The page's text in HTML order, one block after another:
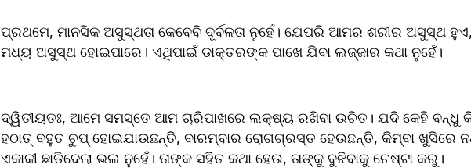
ପ୍ରଥମେ, ମାନସିକ ଅସୁସ୍ଥତା କେବେବି ଦୂର୍ବଳତା ନୁହେଁ। ଯେପରି ଆମର ଶରୀର ଅସୁସ୍ଥ
ମଧ୍ୟ ଅସୁସ୍ଥ ହୋଇପାରେ। ଏଥିପାଇଁ ଡାକ୍ତରଙ୍କ ପାଖେ ଯିବା ଲଜ୍ଜାର କଥା ନୁହେଁ।
ଦ୍ୱିତୀୟତଃ, ଆମେ ସମସ୍ତେ ଆମ ଚାରିପାଖରେ ଲକ୍ଷ୍ୟ ରଖିବା ଉଚିତ। ଯଦି କେହି ବନ୍ଧୁ
ହଠାତ୍ ବହୁତ ଚୁପ୍ ହୋଇଯାଉଛନ୍ତି, ବାରମ୍ବାର ରୋଗଗ୍ରସ୍ତ ହେଉଛନ୍ତି, କିମ୍ବା ଖୁସିରେ
ଏକାକୀ ଛାଡିଦେଲା ଭଲ ନୁହେଁ। ତାଙ୍କ ସହିତ କଥା ହେଉ, ତାଙ୍କୁ ବୁଝିବାକୁ ଚେଷ୍ଟା କରୁ।